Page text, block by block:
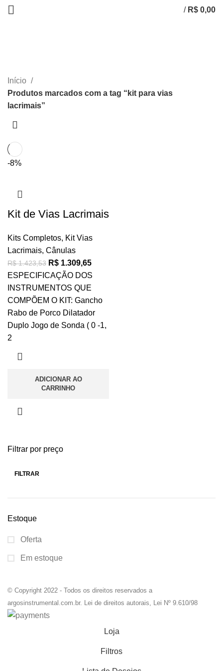
/ R$ 0,00
CATEGORIAS
Filtrar por preço
FILTRAR
Estoque
Oferta
Em estoque
Início
Produtos marcados com a tag “kit para vias
lacrimais”
-8%
Kit de Vias Lacrimais
Kits Completos, Kit Vias
Lacrimais, Cânulas
R$1.423,53 R$ 1.309,65
ESPECIFICAÇÃO DOS
INSTRUMENTOS QUE
COMPÕEM O KIT: Gancho
Rabo de Porco Dilatador
Duplo Jogo de Sonda ( 0 -1,
2
ADICIONAR AO
CARRINHO
© Copyright 2022 - Todos os direitos reservados a
argosinstrumental.com.br. Lei de direitos autorais, Lei Nº 9.610/98
Loja
Filtros